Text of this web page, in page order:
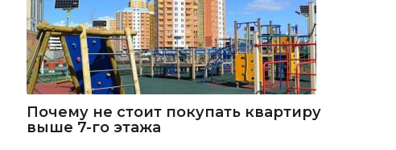
Почему не стоит покупать квартиру
выше 7-го этажа